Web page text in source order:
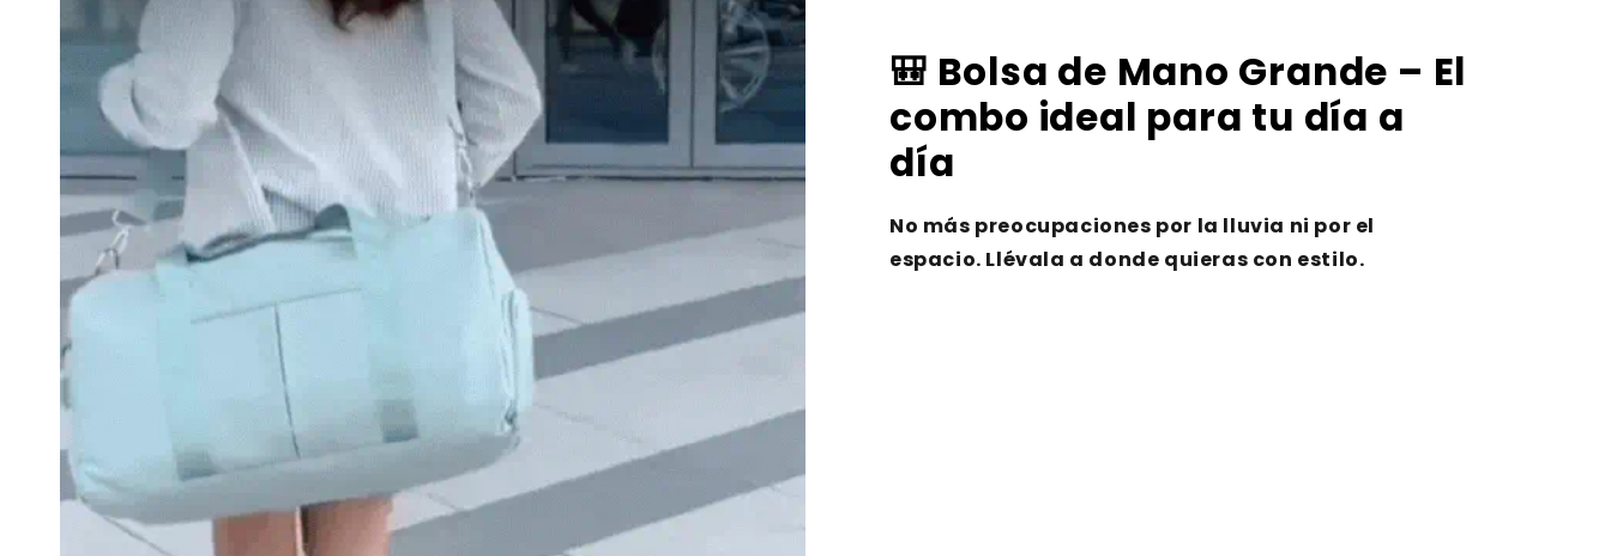
🎒 Bolsa de Mano Grande – El
combo ideal para tu día a
día
No más preocupaciones por la lluvia ni por el
espacio. Llévala a donde quieras con estilo.